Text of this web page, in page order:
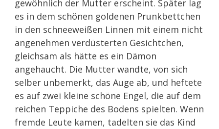
gewöhnlich der Mutter erscheint. Später lag
es in dem schönen goldenen Prunkbettchen
in den schneeweißen Linnen mit einem nicht
angenehmen verdüsterten Gesichtchen,
gleichsam als hätte es ein Dämon
angehaucht. Die Mutter wandte, von sich
selber unbemerkt, das Auge ab, und heftete
es auf zwei kleine schöne Engel, die auf dem
reichen Teppiche des Bodens spielten. Wenn
fremde Leute kamen, tadelten sie das Kind